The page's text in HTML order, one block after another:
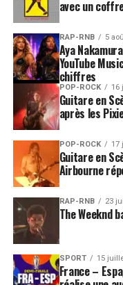
avec un
RAP-RNB 5
Aya
YouTube
chiffres
POP-ROCK 16
Guitare en
après les
POP-ROCK 17
Guitare en
Airbourne
RAP-RNB 23
The Weeknd
SPORT 15
France –